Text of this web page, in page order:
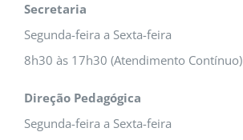
Secretaria
Segunda-feira a Sexta-feira
8h30 às 17h30 (Atendimento Contínuo)
Direção Pedagógica
Segunda-feira a Sexta-feira